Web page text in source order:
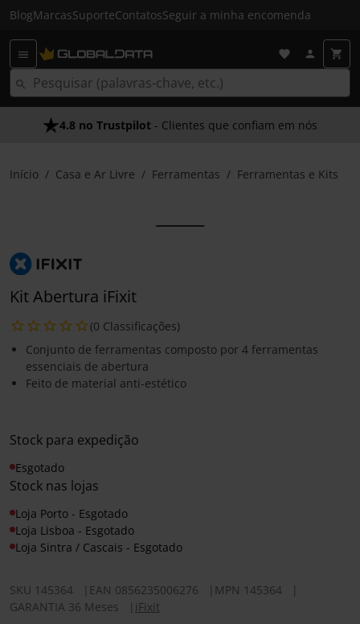
BlogMarcasSuporteContatosSeguir a minha encomenda
4.8 no Trustpilot - Clientes que confiam em nós
Início Casa e Ar Livre Ferramentas Ferramentas e Kits
Kit Abertura iFixit
(0 Classificações)
Conjunto de ferramentas composto por 4 ferramentas
essenciais de abertura
Feito de material anti-estético
Stock para expedição
Esgotado
Stock nas lojas
Loja Porto - Esgotado
Loja Lisboa - Esgotado
Loja Sintra / Cascais - Esgotado
SKU 145364 EAN 0856235006276 MPN 145364
GARANTIA 36 Meses
iFixit